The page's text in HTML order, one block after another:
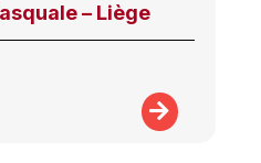
– Liège